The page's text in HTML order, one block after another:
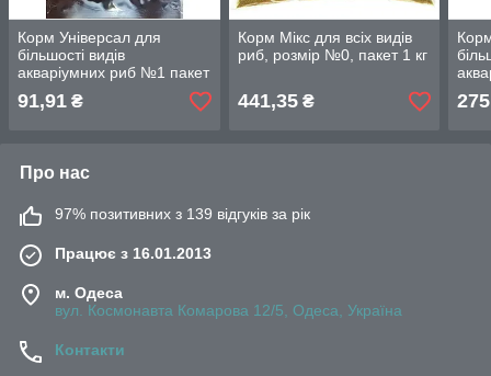
Корм Універсал для
більшості видів
акваріумних риб №1 пакет
500 мл/ 200 г
91,91 ₴
Корм Мікс для всіх видів
риб, розмір №0, пакет 1 кг
441,35₴
Про нас
97% позитивних з 139 відгуків за рік
Працює з 16.01.2013
м. Одеса
вул. Космонавта Комарова 12/5, Одеса, Україна
Контакти